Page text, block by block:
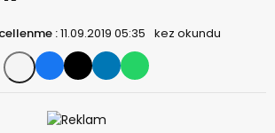
:11.09.2019 05:35 kez okundu